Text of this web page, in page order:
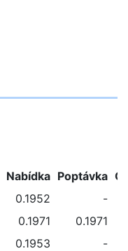
Nabídka Poptávka
0.1952
-
0.1971
0.1971
0.1953 -